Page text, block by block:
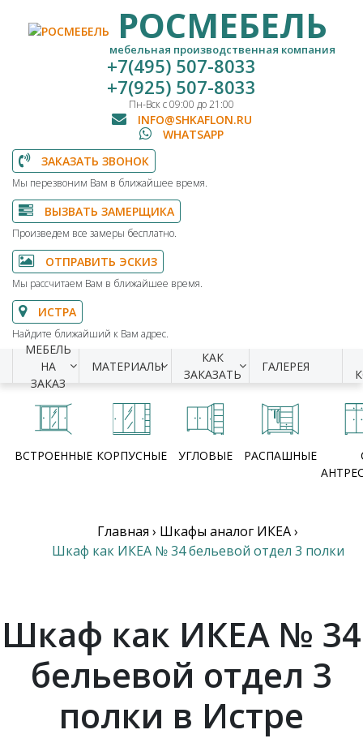
РОСМЕБЕЛЬ
мебельная производственная компания
+7(495) 507-8033
+7(925) 507-8033
Пн-Вск с 09:00 до 21:00
INFO@SHKAFLON.RU
WHATSAPP
ЗАКАЗАТЬ ЗВОНОК
Мы перезвоним Вам в ближайшее время.
ВЫЗВАТЬ ЗАМЕРЩИКА
Произведем все замеры бесплатно.
ОТПРАВИТЬ ЭСКИЗ
Мы рассчитаем Вам в ближайшее время.
ИСТРА
Найдите ближайший к Вам адрес.
МЕБЕЛЬ
НА
ЗАКАЗ
МАТЕРИАЛЫ
КАК
ЗАКАЗАТЬ
ГАЛЕРЕЯ
ВСТРОЕННЫЕ КОРПУСНЫЕ УГЛОВЫЕ РАСПАШНЫЕ
Главная › Шкафы аналог ИКЕА›
Шкаф как ИКЕА № 34 бельевой отдел 3 полки
Шкаф как ИКЕА № 34
бельевой отдел 3
полки в Истре